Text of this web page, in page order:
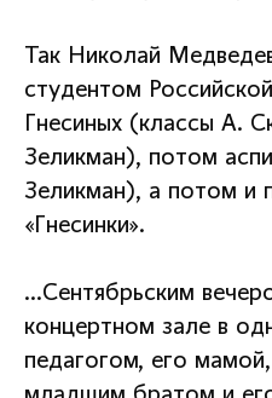
Так Николай
студентом
Гнесиных (классы А.
Зеликман), потом
Зеликман), а потом и
«Гнесинки».
…Сентябрьским
концертном зале в
педагогом, его